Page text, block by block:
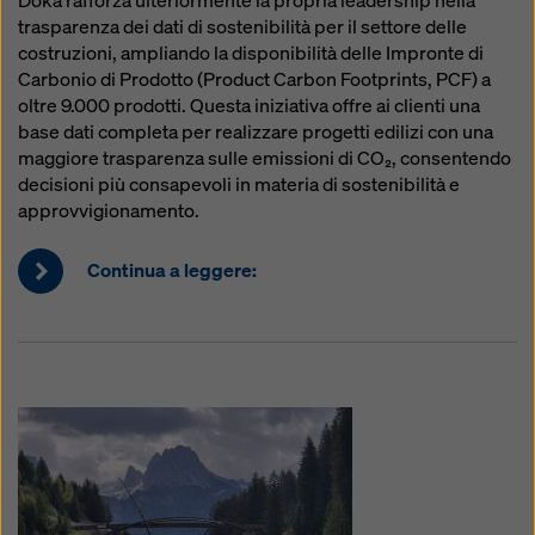
trasparenza dei dati di sostenibilità per il settore delle
costruzioni, ampliando la disponibilità delle Impronte di
Carbonio di Prodotto (Product Carbon Footprints, PCF) a
oltre 9.000 prodotti. Questa iniziativa offre ai clienti una
base dati completa per realizzare progetti edilizi con una
maggiore trasparenza sulle emissioni di CO₂, consentendo
decisioni più consapevoli in materia di sostenibilità e
approvvigionamento.
Continua a leggere: